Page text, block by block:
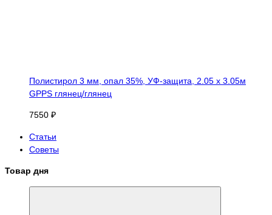
Полистирол 3 мм, опал 35%, УФ-защита, 2.05 х 3.05м
GPPS глянец/глянец
7550 ₽
Статьи
Советы
Товар дня